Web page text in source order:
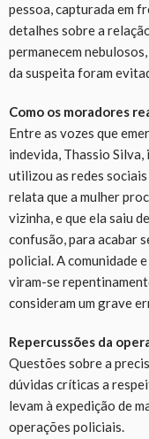
pessoa, capturada em
detalhes sobre a
permanecem
da suspeita foram
Como os moradores
Entre as vozes que
indevida, Thassio
utilizou as redes
relata que a mulher
vizinha, e que ela saiu
confusão, para acabar
policial. A comunidade
viram-se
consideram um grave
Repercussões da
Questões sobre a
dúvidas críticas a
levam à expedição de
operações policiais.